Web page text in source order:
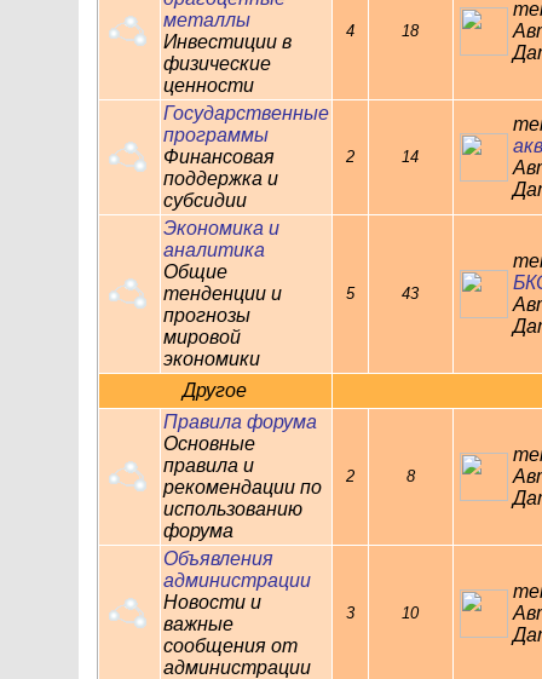
металлы
Инвестиции в
физические
ценности
4 18
Государственные
программы
Финансовая
поддержка и
субсидии
2 14
Экономика и
аналитика
Общие
тенденции и
прогнозы
мировой
экономики
5 43
Другое
Правила форума
Основные
правила и
рекомендации по
использованию
форума
2 8
Объявления
администрации
Новости и
важные
сообщения от
администрации
3 10